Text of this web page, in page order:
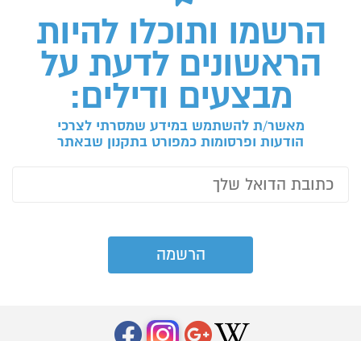
הרשמו ותוכלו להיות
הראשונים לדעת על
מבצעים ודילים:
מאשר/ת להשתמש במידע שמסרתי לצרכי
הודעות ופרסומות כמפורט בתקנון שבאתר